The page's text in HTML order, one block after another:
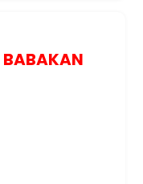
BABAKAN